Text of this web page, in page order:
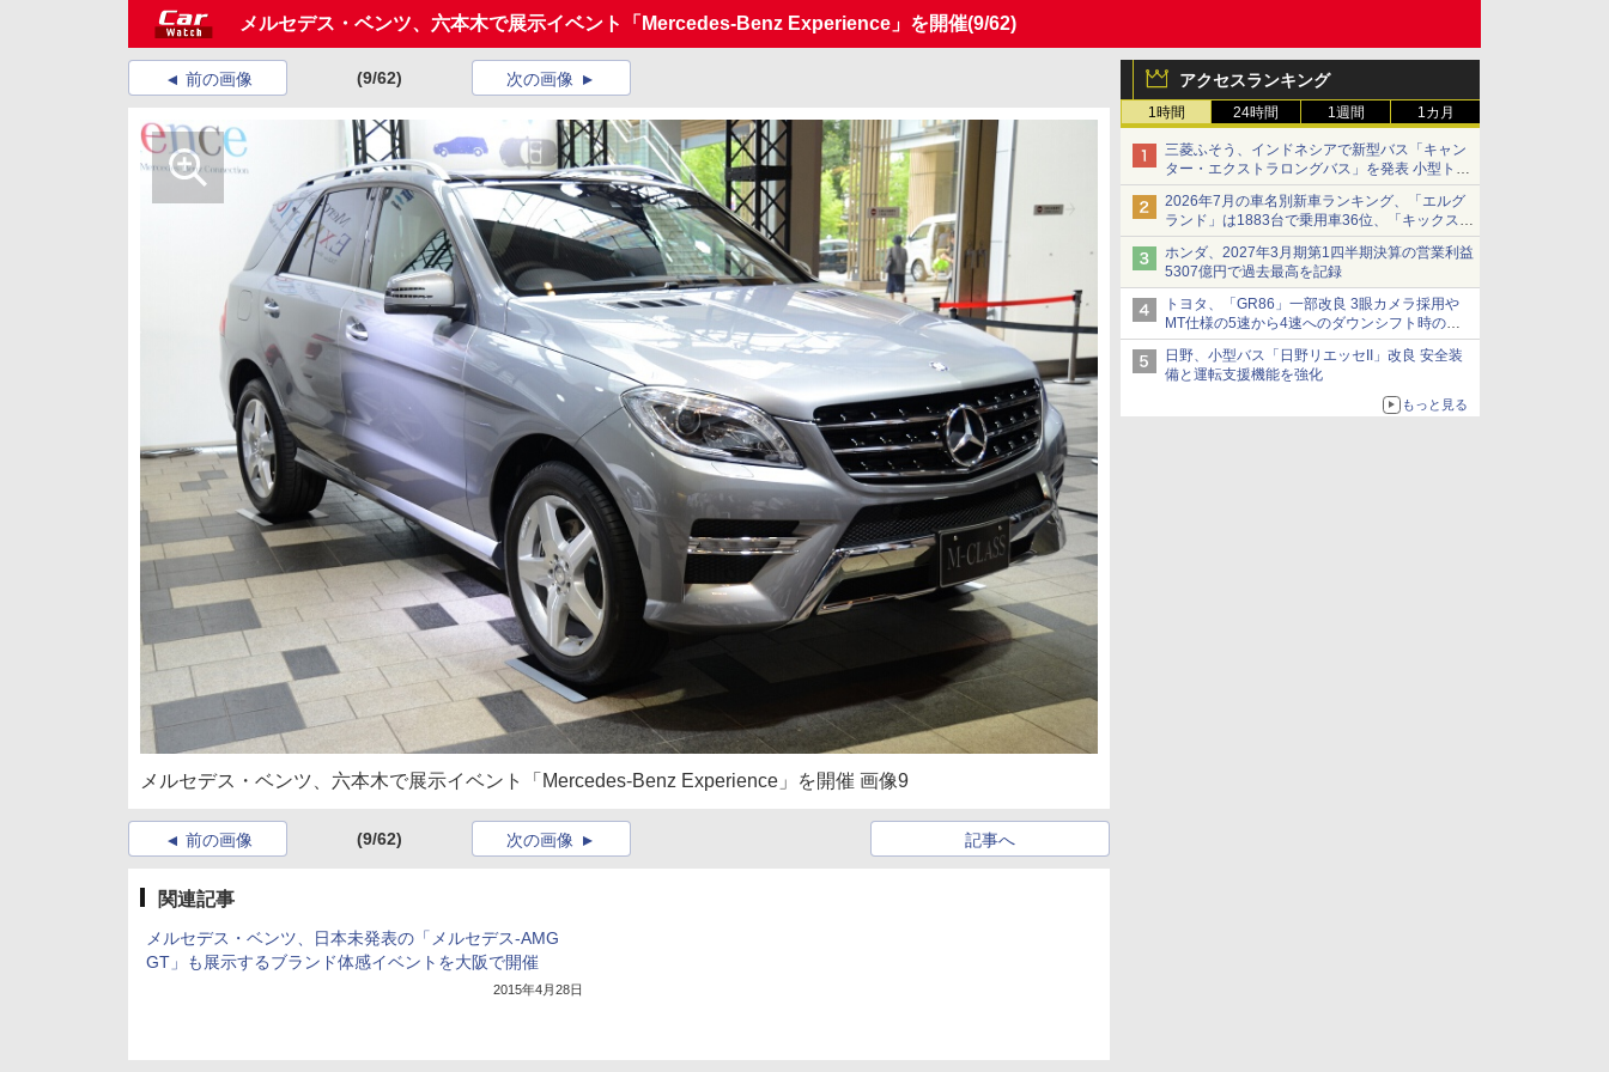
メルセデス・ベンツ、六本木で展示イベント「Mercedes-Benz Experience」を開催(9/62)
アクセスランキング
1時間 24時間 1週間 1カ月
三菱ふそう、インドネシアで新型バス「キャン
ター・エクストラロングバス」を発表 小型トラ
ックベースの観光・旅客輸送向けバス
2026年7月の車名別新車ランキング、「エルグ
ランド」は1883台で乗用車36位、「キックス」
は2591台で27位に
ホンダ、2027年3月期第1四半期決算の営業利益
5307億円で過去最高を記録
トヨタ、「GR86」一部改良 3眼カメラ採用や
MT仕様の5速から4速へのダウンシフト時の操
作性向上など
日野、小型バス「日野リエッセII」改良 安全装
備と運転支援機能を強化
もっと見る
前の画像 (9/62) 次の画像
メルセデス・ベンツ、六本木で展示イベント「Mercedes-Benz Experience」を開催 画像9
前の画像 (9/62) 記事へ
次の画像
関連記事
メルセデス・ベンツ、日本未発表の「メルセデス-AMG
GT」も展示するブランド体感イベントを大阪で開催
2015年4月28日